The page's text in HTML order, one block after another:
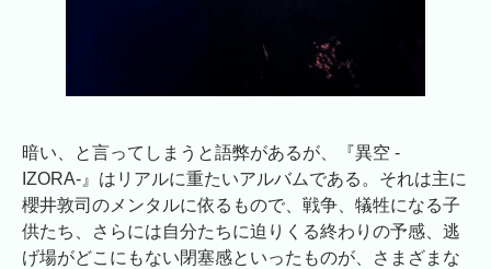
暗い、と言ってしまうと語弊があるが、『異空 -
IZORA-』はリアルに重たいアルバムである。それは主に
櫻井敦司のメンタルに依るもので、戦争、犠牲になる子
供たち、さらには自分たちに迫りくる終わりの予感、逃
げ場がどこにもない閉塞感といったものが、さまざまな